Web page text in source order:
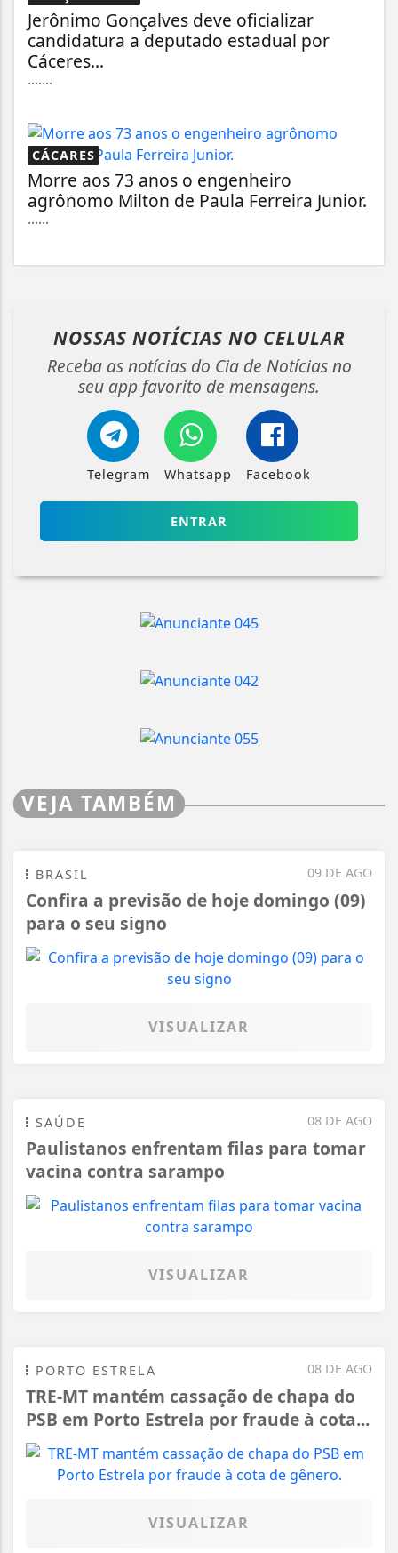
Jerônimo Gonçalves deve oficializar
candidatura a deputado estadual por
Cáceres...
.......
CÁCARES
Morre aos 73 anos o engenheiro
agrônomo Milton de Paula Ferreira Junior.
......
NOSSAS NOTÍCIAS NO CELULAR
Receba as notícias do Cia de Notícias no
seu app favorito de mensagens.
Telegram Whatsapp Facebook
ENTRAR
VEJA TAMBÉM
09 DE AGO
BRASIL
Confira a previsão de hoje domingo (09)
para o seu signo
VISUALIZAR
08 DE AGO
SAÚDE
Paulistanos enfrentam filas para tomar
vacina contra sarampo
VISUALIZAR
08 DE AGO
PORTO ESTRELA
TRE-MT mantém cassação de chapa do
PSB em Porto Estrela por fraude à cota...
VISUALIZAR